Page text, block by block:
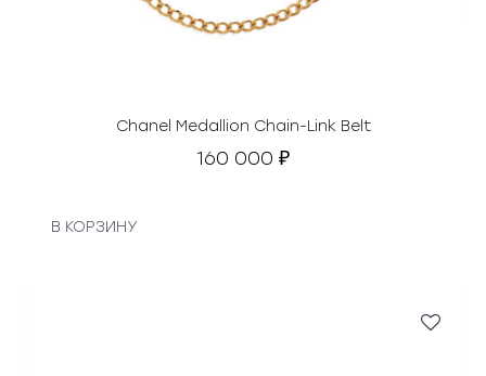
Chanel Medallion Chain-Link Belt
160 000 ₽
В КОРЗИНУ